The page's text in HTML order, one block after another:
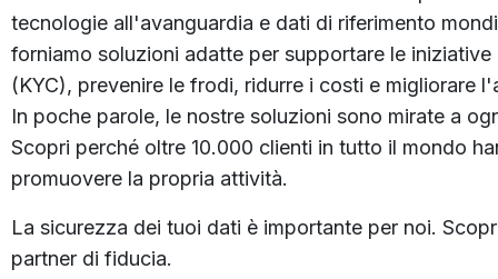
tecnologie all'avanguardia e dati di riferimento
forniamo soluzioni adatte per supportare le
(KYC), prevenire le frodi, ridurre i costi e migliorare
In poche parole, le nostre soluzioni sono mirate a
Scopri perché oltre 10.000 clienti in tutto il mondo
promuovere la propria attività.
La sicurezza dei tuoi dati è importante per noi.
partner di fiducia.